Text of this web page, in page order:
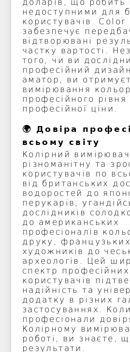
недоступними для
користувачів. Color
забезпечує
відтворювані
частку вартості.
того, чи ви
професійний
аматор, ви
вимірювання
професійного рівня
професійної ціни.
🌍 Довіра
всьому світу
Колірний
різноманітну та
користувачів по
від британських
водоростей до
перукарів,
дослідників
до американських
професіоналів
друку, французьких
художників до
археологів. Цей
спектр професійних
користувачів
надійність та
додатку в різних
застосуваннях. Коли
професіонали
Колірному
роботі, ви знаєте,
результати.